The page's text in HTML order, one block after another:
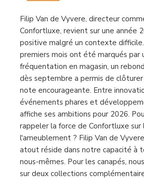
Filip Van de Vyvere, directeur
Confortluxe, revient sur une année
positive malgré un contexte
premiers mois ont été marqués par
fréquentation en magasin, un
dès septembre a permis de clôturer
note encourageante. Entre
événements phares et
affiche ses ambitions pour 2026.
rappeler la force de Confortluxe sur
l'ameublement ? Filip Van de
atout réside dans notre capacité à
nous-mêmes. Pour les canapés,
sur deux collections